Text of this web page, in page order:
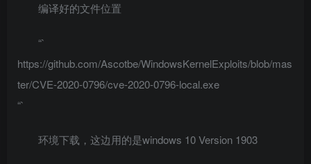
编译好的文件位置
“`
https://github.com/Ascotbe/WindowsKernelExploits/blob/mas
ter/CVE-2020-0796/cve-2020-0796-local.exe
“`
环境下载，这边用的是windows 10 Version 1903